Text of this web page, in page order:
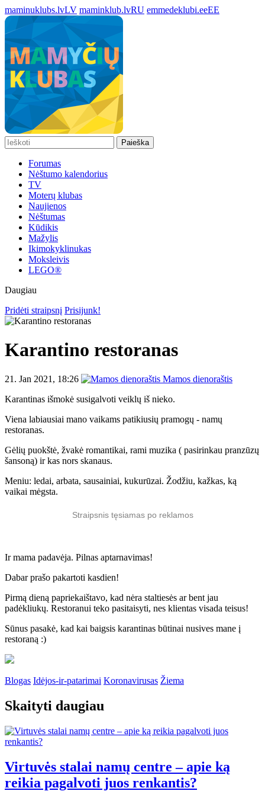
maminuklubs.lvLV maminklub.lvRU emmedeklubi.eeEE
Paieška
Forumas
Nėštumo kalendorius
TV
Moterų klubas
Naujienos
Nėštumas
Kūdikis
Mažylis
Ikimokyklinukas
Moksleivis
LEGO®
Daugiau
Pridėti straipsnį Prisijunk!
Karantino restoranas
21. Jan 2021, 18:26
Mamos dienoraštis
Karantinas išmokė susigalvoti veiklų iš nieko.
Viena labiausiai mano vaikams patikiusių pramogų - namų
restoranas.
Gėlių puokštė, žvakė romantikai, rami muzika ( pasirinkau pranzūzų
šansoną) ir kas nors skanaus.
Meniu: ledai, arbata, sausainiai, kukurūzai. Žodžiu, kažkas, ką
vaikai mėgsta.
Straipsnis tęsiamas po reklamos
Ir mama padavėja. Pilnas aptarnavimas!
Dabar prašo pakartoti kasdien!
Pirmą dieną papriekaištavo, kad nėra staltiesės ar bent jau
padėkliukų. Restoranui teko pasitaisyti, nes klientas visada teisus!
Sūnus pasakė, kad kai baigsis karantinas būtinai nusives mane į
restoraną :)
Blogas Idėjos-ir-patarimai Koronavirusas Žiema
Skaityti daugiau
Virtuvės stalai namų centre – apie ką
reikia pagalvoti juos renkantis?